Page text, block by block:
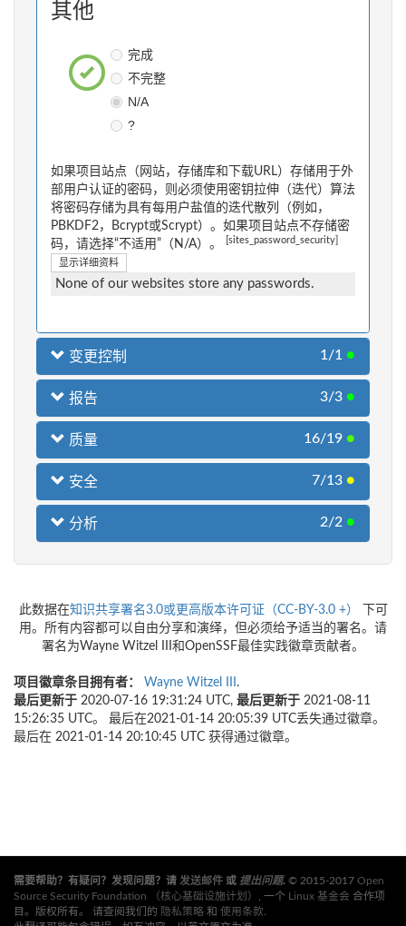
其他
完成
不完整
N/A
?
如果项目站点（网站，存储库和下载URL）存储用于外
部用户认证的密码，则必须使用密钥拉伸（迭代）算法
将密码存储为具有每用户盐值的迭代散列（例如，
PBKDF2，Bcrypt或Scrypt）。如果项目站点不存储密
码，请选择“不适用”（N/A）。
[sites_password_security]
显示详细资料
None of our websites store any passwords.
变更控制 1/1 ●
报告 3/3 ●
质量 16/19 ●
安全 7/13 ●
分析 2/2 ●
此数据在知识共享署名3.0或更高版本许可证（CC-BY-3.0 +）
下可
用。所有内容都可以自由分享和演绎，但必须给予适当的署名。请
署名为Wayne Witzel III和OpenSSF最佳实践徽章贡献者。
项目徽章条目拥有者： Wayne Witzel III .
最后更新于 2020-07-16 19:31:24 UTC, 最后更新于 2021-08-11
15:26:35 UTC。 最后在2021-01-14 20:05:39 UTC丢失通过徽章。
最后在 2021-01-14 20:10:45 UTC 获得通过徽章。
需要帮助？有疑问？发现问题？请 发送邮件 或 提出问题. © 2015-2017 Open
Source Security Foundation （核心基础设施计划）
, 一个 Linux 基金会 合作项
目。版权所有。 请查阅我们的 隐私策略 和 使用条款